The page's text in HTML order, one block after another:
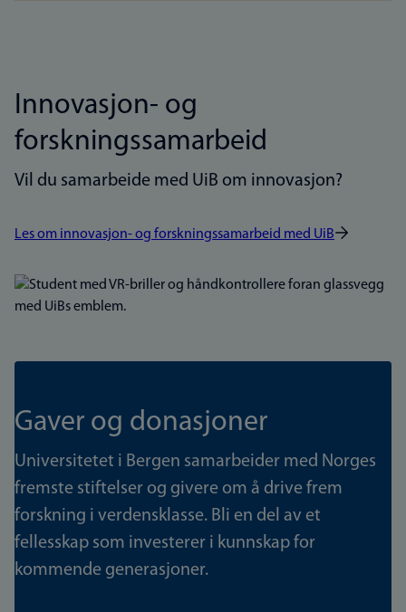
Innovasjon- og
forskningssamarbeid
Vil du samarbeide med UiB om innovasjon?
Les om innovasjon- og forskningssamarbeid med UiB
Bilde
Gaver og donasjoner
Universitetet i Bergen samarbeider med Norges
fremste stiftelser og givere om å drive frem
forskning i verdensklasse. Bli en del av et
fellesskap som investerer i kunnskap for
kommende generasjoner.